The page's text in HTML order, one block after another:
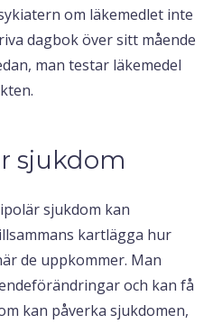
om läkemedlet inte
dagbok över sitt mående
man testar läkemedel
sjukdom
sjukdom kan
kartlägga hur
de uppkommer. Man
och kan få
kan påverka sjukdomen,